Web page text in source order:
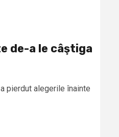
de-a le câştiga
pierdut alegerile înainte